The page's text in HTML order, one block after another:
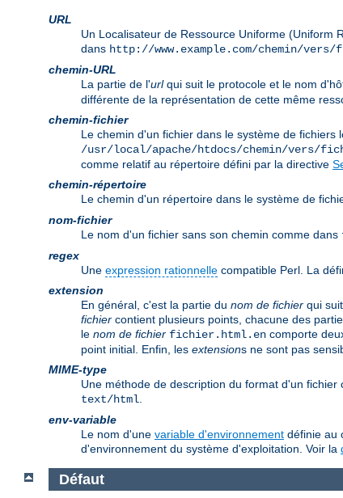
URL
Un Localisateur de Ressource Uniforme (Uniform
dans http://www.example.com/chemin/
chemin-URL
La partie de l'urlqui suit le protocole et le nom
différente de la représentation de cette même
chemin-fichier
Le chemin d'un fichier dans le système de
/usr/local/apache/htdocs/chemin/vers/
comme relatif au répertoire défini par la directive
chemin-répertoire
Le chemin d'un répertoire dans le système de
nom-fichier
Le nom d'un fichier sans son chemin comme dans
regex
Une expression rationnelle compatible Perl. La
extension
En général, c'est la partie du nom de fichier qui
fichier contient plusieurs points, chacune des
le nom de fichier fichier.html.en comporte
point initial. Enfin, les extensions ne sont pas
MIME-type
Une méthode de description du format d'un
text/html
env-variable
Le nom d'une variable d'environnement définie au
d'environnement du système d'exploitation. Voir la
Défaut